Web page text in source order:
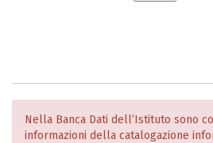
Nella Banca Dati dell’Istituto sono
informazioni della catalogazione